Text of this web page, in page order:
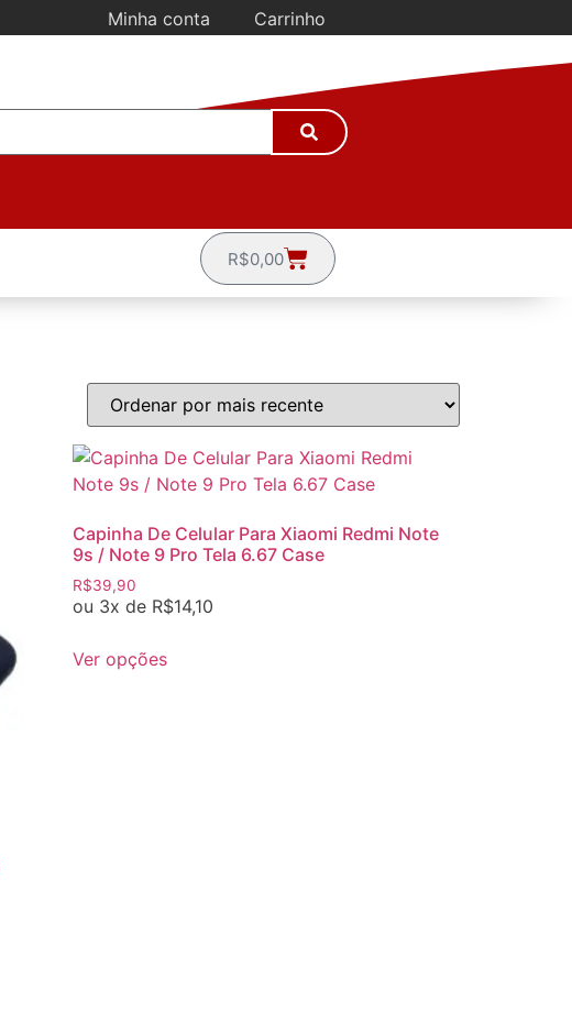
Minha conta Carrinho
R$0,00
Capinha De Celular Para Xiaomi Redmi Note
9s / Note 9 Pro Tela 6.67 Case
R$39,90
ou 3x de R$14,10
Ver opções